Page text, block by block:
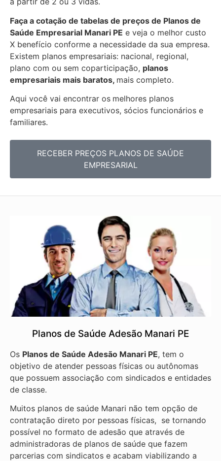
Faça a cotação de tabelas de preços de Planos de
Saúde Empresarial Manari PE e veja o melhor custo
X benefício conforme a necessidade da sua empresa.
Existem planos empresariais: nacional, regional,
plano com ou sem coparticipação, planos
empresariais mais baratos, mais completo.
Aqui você vai encontrar os melhores planos
empresariais para executivos, sócios funcionários e
familiares.
RECEBER PREÇOS PLANOS DE SAÚDE
EMPRESARIAL
Planos de Saúde Adesão Manari PE
Os Planos de Saúde Adesão Manari PE, tem o
objetivo de atender pessoas físicas ou autônomas
que possuem associação com sindicados e entidades
de classe.
Muitos planos de saúde Manari não tem opção de
contratação direto por pessoas físicas, se tornando
possível no formato de adesão que através de
administradoras de planos de saúde que fazem
parcerias com sindicatos e acabam viabilizando a